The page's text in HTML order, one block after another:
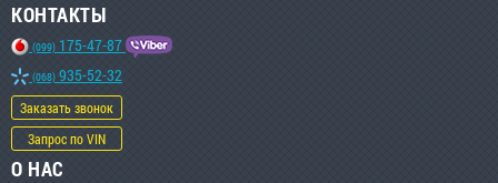
КОНТАКТЫ
(099) 175-47-87
(068) 935-52-32
Заказать звонок
Запрос по VIN
О НАС